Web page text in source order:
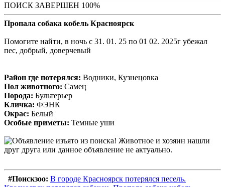
ПОИСК ЗАВЕРШЕН 100%
Пропала собака кобель Красноярск
Помогите найти, в ночь с 31. 01. 25 по 01 02. 2025г убежал
пес, добрый, доверчевый
Район где потерялся: Водники, Кузнецовка
Пол животного: Самец
Порода: Бультерьер
Кличка: ФЭНК
Окрас: Белый
Особые приметы: Темные уши
#Поискзоо: В городе Красноярск потерялся песель.